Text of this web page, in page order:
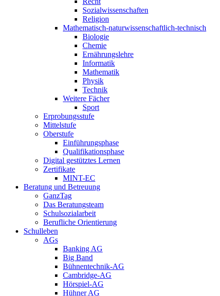
Sozialwissenschaften
Religion
Mathematisch-naturwissenschaftlich-technisch
Biologie
Chemie
Ernährungslehre
Informatik
Mathematik
Physik
Technik
Weitere Fächer
Sport
Erprobungsstufe
Mittelstufe
Oberstufe
Einführungsphase
Qualifikationsphase
Digital gestütztes Lernen
Zertifikate
MINT-EC
Beratung und Betreuung
GanzTag
Das Beratungsteam
Schulsozialarbeit
Berufliche Orientierung
Schulleben
AGs
Banking AG
Big Band
Bühnentechnik-AG
Cambridge-AG
Hörspiel-AG
Hühner AG